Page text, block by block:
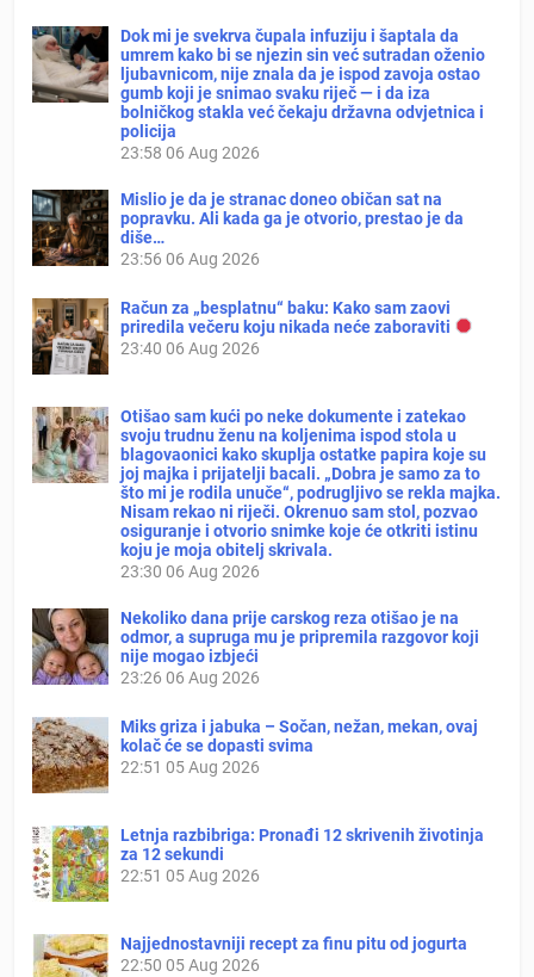
Dok mi je svekrva čupala infuziju i šaptala da
umrem kako bi se njezin sin već sutradan oženio
ljubavnicom, nije znala da je ispod zavoja ostao
gumb koji je snimao svaku riječ — i da iza
bolničkog stakla već čekaju državna odvjetnica i
policija
23:58 06 Aug 2026
Mislio je da je stranac doneo običan sat na
popravku. Ali kada ga je otvorio, prestao je da
diše…
23:56 06 Aug 2026
Račun za „besplatnu“ baku: Kako sam zaovi
priredila večeru koju nikada neće zaboraviti
23:40 06 Aug 2026
Otišao sam kući po neke dokumente i zatekao
svoju trudnu ženu na koljenima ispod stola u
blagovaonici kako skuplja ostatke papira koje su
joj majka i prijatelji bacali. „Dobra je samo za to
što mi je rodila unuče“, podrugljivo se rekla majka.
Nisam rekao ni riječi. Okrenuo sam stol, pozvao
osiguranje i otvorio snimke koje će otkriti istinu
koju je moja obitelj skrivala.
23:30 06 Aug 2026
Nekoliko dana prije carskog reza otišao je na
odmor, a supruga mu je pripremila razgovor koji
nije mogao izbjeći
23:26 06 Aug 2026
Miks griza i jabuka – Sočan, nežan, mekan, ovaj
kolač će se dopasti svima
22:51 05 Aug 2026
Letnja razbibriga: Pronađi 12 skrivenih životinja
za 12 sekundi
22:51 05 Aug 2026
Najjednostavniji recept za finu pitu od jogurta
22:50 05 Aug 2026